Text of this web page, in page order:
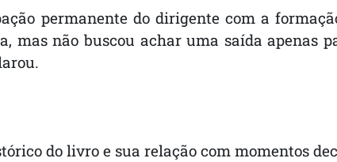
permanente do dirigente com a
não buscou achar uma saída apenas
do livro e sua relação com momentos